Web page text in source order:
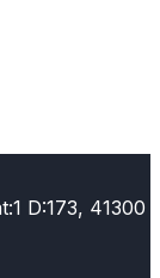
D:173, 41300